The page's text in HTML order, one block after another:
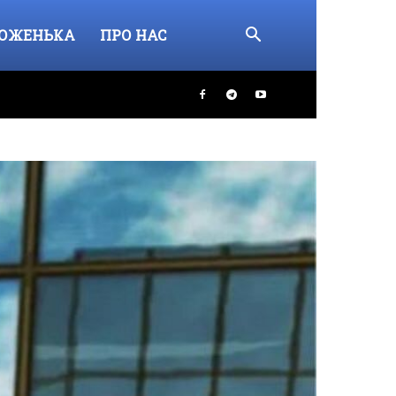
ПРО НАС